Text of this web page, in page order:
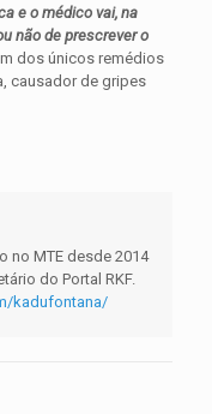
e o médico vai, na
não de prescrever o
dos únicos remédios
causador de gripes
no MTE desde 2014
do Portal RKF.
kadufontana/